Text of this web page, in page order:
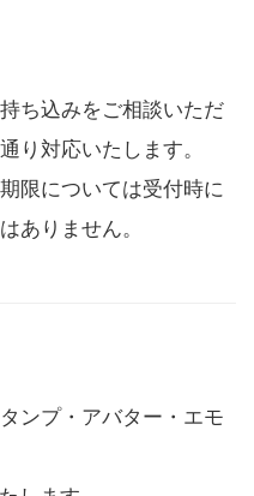
ち込みをご相談いただ
り対応いたします。
限については受付時に
ありません。
ンプ・アバター・エモ